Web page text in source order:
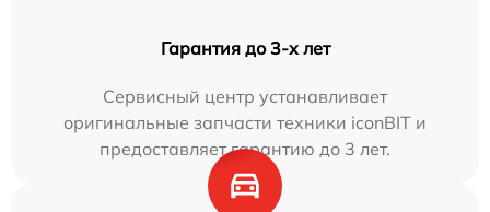
Гарантия до 3-х лет
Сервисный центр устанавливает
оригинальные запчасти техники iconBIT и
предоставляет гарантию до 3 лет.